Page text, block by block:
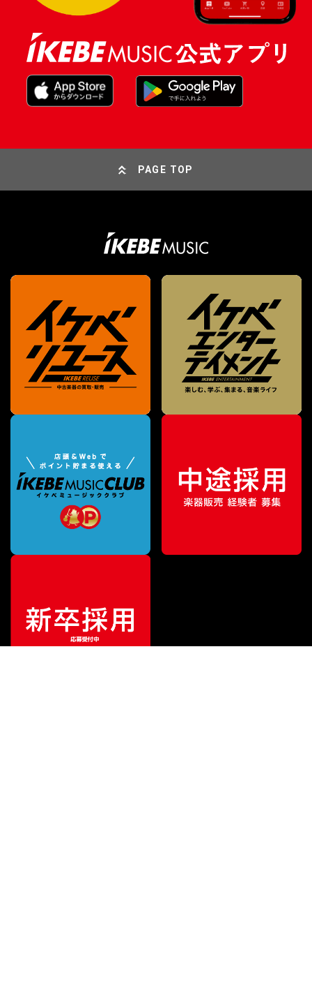
販売価格 ¥38,900（税込）
¥34,900（税込）
PAGE TOP